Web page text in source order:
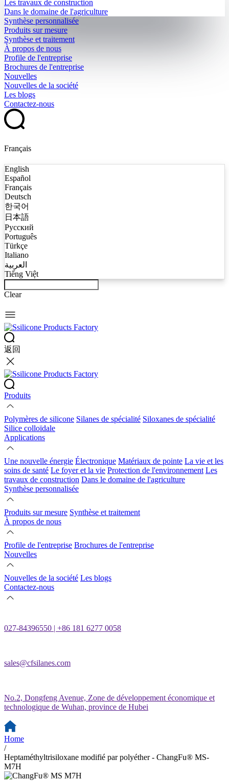
Les travaux de construction
Dans le domaine de l'agriculture
Synthèse personnalisée
Produits sur mesure
Synthèse et traitement
À propos de nous
Profile de l'entreprise
Brochures de l'entreprise
Nouvelles
Nouvelles de la société
Les blogs
Contactez-nous
Français
English
Español
Français
Deutsch
한국어
日本語
Русский
Português
Türkçe
Italiano
العربية
Tiếng Việt
Clear
返回
Produits
Polymères de silicone Silanes de spécialité Siloxanes de spécialité
Silice colloïdale
Applications
Une nouvelle énergie Électronique Matériaux de pointe La vie et les
soins de santé Le foyer et la vie Protection de l'environnement Les
travaux de construction Dans le domaine de l'agriculture
Synthèse personnalisée
Produits sur mesure Synthèse et traitement
À propos de nous
Profile de l'entreprise Brochures de l'entreprise
Nouvelles
Nouvelles de la société Les blogs
Contactez-nous
027-84396550 | +86 181 6277 0058
sales@cfsilanes.com
No.2, Dongfeng Avenue, Zone de développement économique et
technologique de Wuhan, province de Hubei
Home
/
Heptaméthyltrisiloxane modifié par polyéther - ChangFu® MS-
M7H